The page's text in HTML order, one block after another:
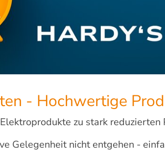
- Hochwertige
zu stark
Gelegenheit nicht entgehen -